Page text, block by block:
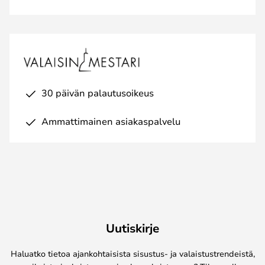
30 päivän palautusoikeus
Ammattimainen asiakaspalvelu
Uutiskirje
Haluatko tietoa ajankohtaisista sisustus- ja valaistustrendeistä,